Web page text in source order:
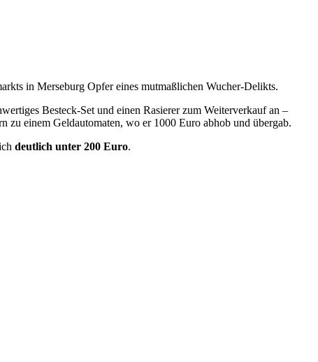
in Merseburg Opfer eines mutmaßlichen Wucher-Delikts.
Besteck-Set und einen Rasierer zum Weiterverkauf an –
einem Geldautomaten, wo er 1000 Euro abhob und übergab.
deutlich unter 200 Euro.